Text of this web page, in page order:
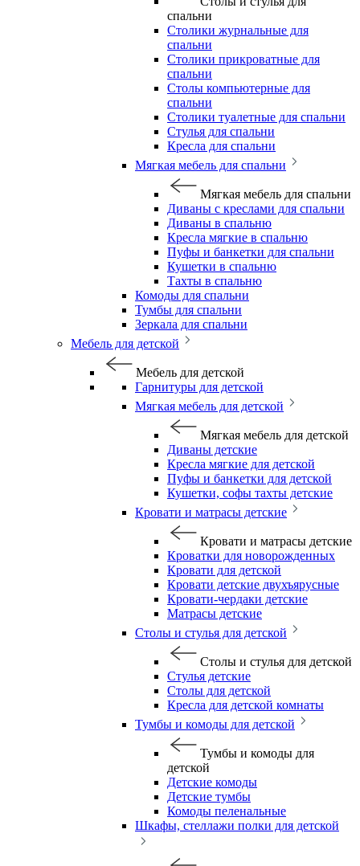
спальни
Столики журнальные для
спальни
Столики прикроватные для
спальни
Столы компьютерные для
спальни
Столики туалетные для спальни
Стулья для спальни
Кресла для спальни
Мягкая мебель для спальни
Мягкая мебель для спальни
Диваны с креслами для спальни
Диваны в спальню
Кресла мягкие в спальню
Пуфы и банкетки для спальни
Кушетки в спальню
Тахты в спальню
Комоды для спальни
Тумбы для спальни
Зеркала для спальни
Мебель для детской
Мебель для детской
Гарнитуры для детской
Мягкая мебель для детской
Мягкая мебель для детской
Диваны детские
Кресла мягкие для детской
Пуфы и банкетки для детской
Кушетки, софы тахты детские
Кровати и матрасы детские
Кровати и матрасы детские
Кроватки для новорожденных
Кровати для детской
Кровати детские двухъярусные
Кровати-чердаки детские
Матрасы детские
Столы и стулья для детской
Столы и стулья для детской
Стулья детские
Столы для детской
Кресла для детской комнаты
Тумбы и комоды для детской
Тумбы и комоды для
детской
Детские комоды
Детские тумбы
Комоды пеленальные
Шкафы, стеллажи полки для детской